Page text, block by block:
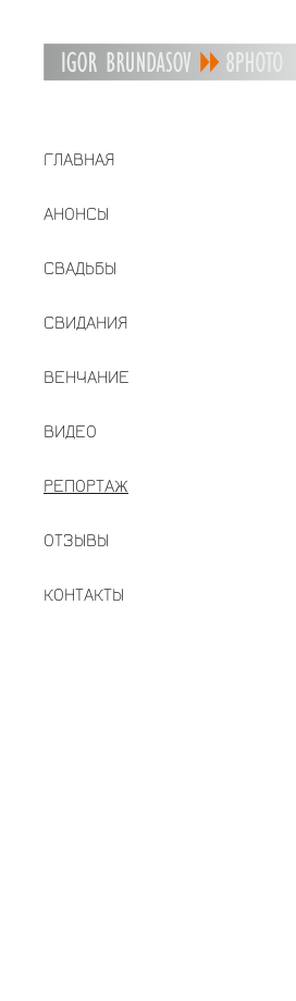
ГЛАВНАЯ
АНОНСЫ
СВАДЬБЫ
СВИДАНИЯ
ВЕНЧАНИЕ
ВИДЕО
РЕПОРТАЖ
ОТЗЫВЫ
КОНТАКТЫ